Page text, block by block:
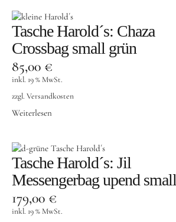
Tasche Harold´s: Chaza
Crossbag small grün
85,00 €
inkl. 19 % MwSt.
zzgl. Versandkosten
Weiterlesen
Tasche Harold´s: Jil
Messengerbag upend small
179,00 €
inkl. 19 % MwSt.